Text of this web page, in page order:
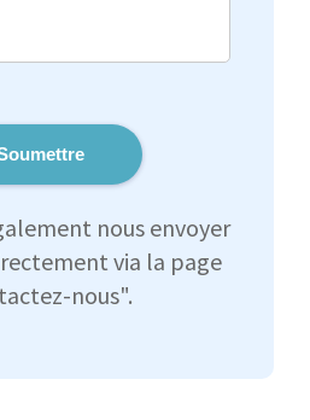
nous envoyer
via la page
nous".